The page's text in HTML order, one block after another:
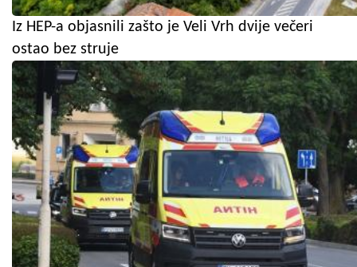
Iz HEP-a objasnili zašto je Veli Vrh dvije večeri
ostao bez struje